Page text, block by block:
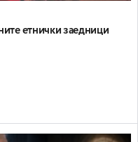
етнички заедници